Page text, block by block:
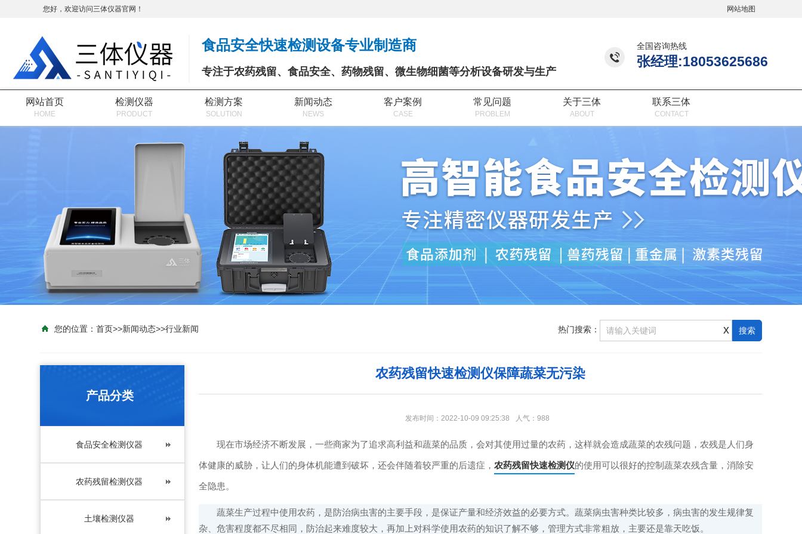
您好，欢迎访问三体仪器官网！ 网站地图
食品安全快速检测设备专业制造商
专注于农药残留、食品安全、药物残留、微生物细菌等分析设备研发与生产
全国咨询热线
张经理:18053625686
网站首页
HOME
检测仪器
PRODUCT
检测方案
SOLUTION
新闻动态
NEWS
客户案例
CASE
常见问题
PROBLEM
关于三体
ABOUT
联系三体
CONTACT
您的位置：首页>>新闻动态>>行业新闻 热门搜索： x
产品分类
食品安全检测仪器
农药残留检测仪器
土壤检测仪器
农药残留快速检测仪保障蔬菜无污染
发布时间：2022-10-09 09:25:38 人气：988
现在市场经济不断发展，一些商家为了追求高利益和蔬菜的品质，会对其使用过量的农药，这样就会造成蔬菜的农残问题，农残是人们身
体健康的威胁，让人们的身体机能遭到破坏，还会伴随着较严重的后遗症，农药残留快速检测仪的使用可以很好的控制蔬菜农残含量，消除安
全隐患。
蔬菜生产过程中使用农药，是防治病虫害的主要手段，是保证产量和经济效益的必要方式。蔬菜病虫害种类比较多，病虫害的发生规律复
杂、危害程度都不尽相同，防治起来难度较大，再加上对科学使用农药的知识了解不够，管理方式非常粗放，主要还是靠天吃饭。